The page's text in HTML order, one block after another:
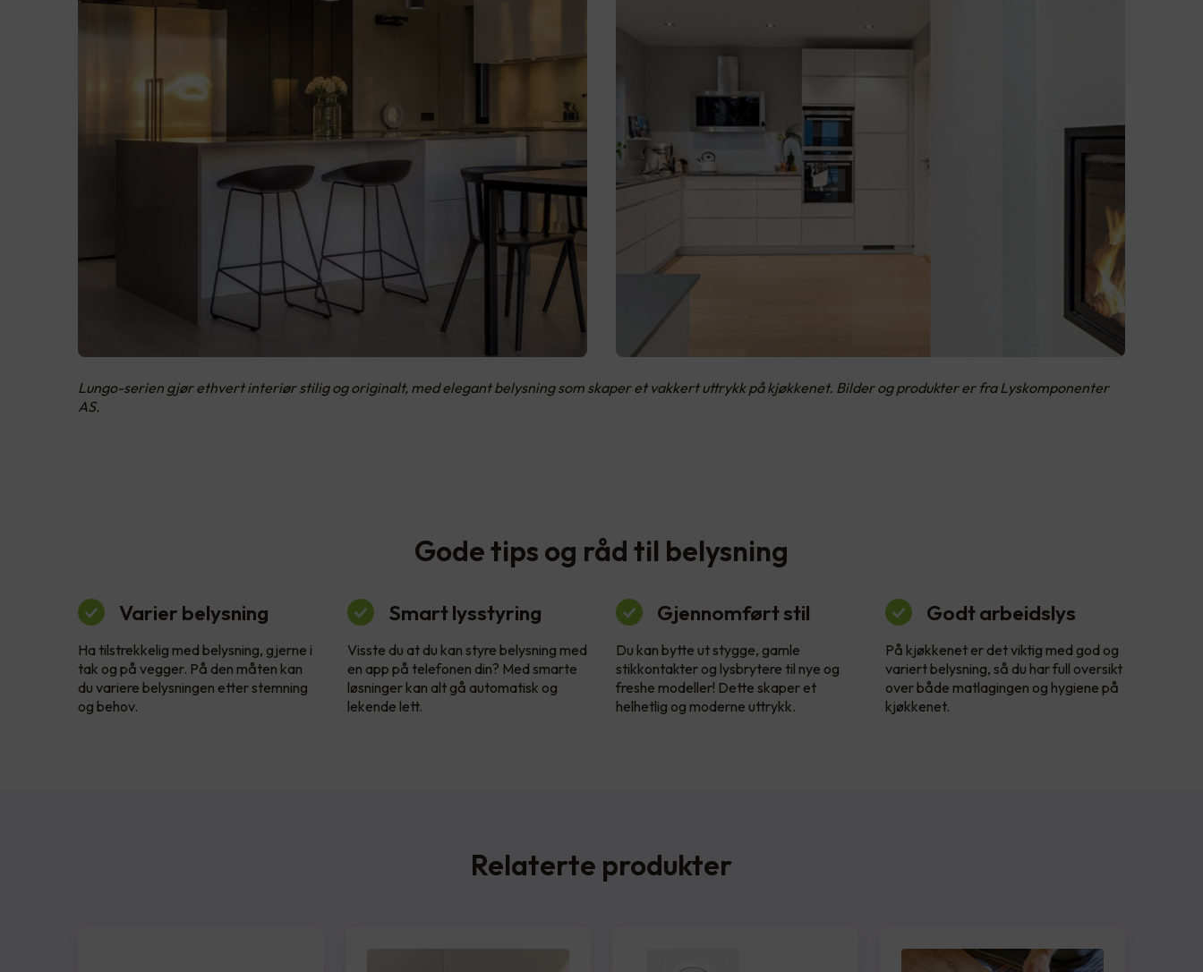
Lungo-serien gjør ethvert interiør stilig og originalt, med elegant belysning som skaper et vakkert uttrykk på kjøkkenet. Bilder og produkter er fra Lyskomponenter
AS.
Gode tips og råd til belysning
Varier belysning
Ha tilstrekkelig med belysning, gjerne i
tak og på vegger. På den måten kan
du variere belysningen etter stemning
og behov.
Smart lysstyring
Visste du at du kan styre belysning med
en app på telefonen din? Med smarte
løsninger kan alt gå automatisk og
lekende lett.
Gjennomført stil
Du kan bytte ut stygge, gamle
stikkontakter og lysbrytere til nye og
freshe modeller! Dette skaper et
helhetlig og moderne uttrykk.
Godt arbeidslys
På kjøkkenet er det viktig med god og
variert belysning, så du har full oversikt
over både matlagingen og hygiene på
kjøkkenet.
Relaterte produkter